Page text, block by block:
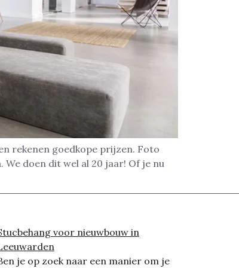
rekenen goedkope prijzen. Foto
doen dit wel al 20 jaar! Of je nu
voor nieuwbouw in
je op zoek naar een manier om je